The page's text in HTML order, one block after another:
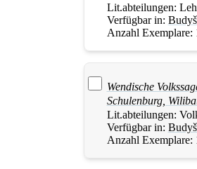
Lit.abteilungen:
Verfügbar in:
Anzahl Exemplare:
Wendische
Schulenburg,
Lit.abteilungen:
Verfügbar in:
Anzahl Exemplare: